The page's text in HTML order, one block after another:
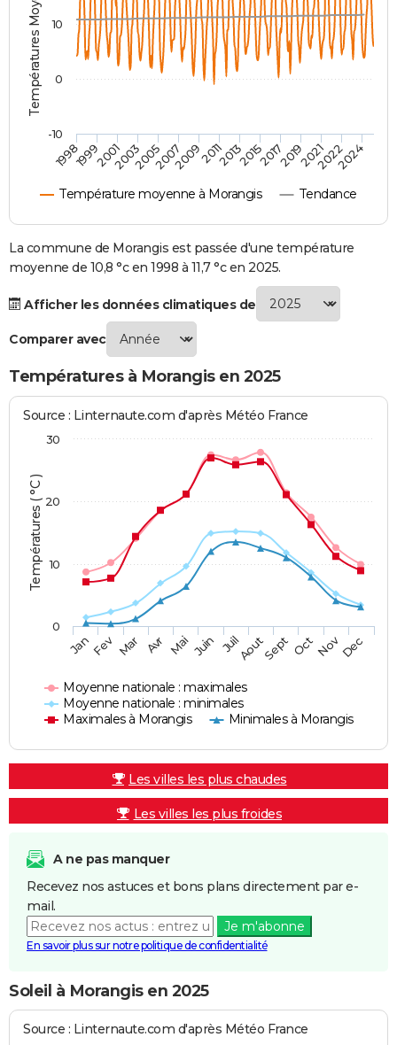
Destinations
City break
Voyage nature
Voyage de noces
Forum
Climat
PHOTO
GUIDES D'ACHAT
BONS PLANS
CARTE DE VOEUX
Carte de Noël
Carte Bonne année
Carte Saint-Valentin
Carte Pâques
Carte d'anniversaire
DICTIONNAIRE
Dictionnaire
Biographies
Citations
Expressions
Proverbes
PROGRAMME TV
S'inscrire
Se connecter
Lycées
Collèges
Primaires
Universités
Entreprises
Service militaire
Avis de recherche
AVIS DE DÉCÈS
FORUM
Bricolage
Lifestyle
Culture
Sport
Auto
Television
Voyage
Cinema
Température moyenne à Morangis Tendance
199819992001200320052007200920112013201520172019202120222024
0
10
-10
La commune de Morangis est passée d'une température
moyenne de 10,8 °c en 1998 à 11,7 °c en 2025.
Afficher les données climatiques de
Comparer avec
Températures à Morangis en 2025
Températures ( °C )
Source : Linternaute.com d'après Météo France
Moyenne nationale : maximales
Moyenne nationale : minimales
Maximales à Morangis
Minimales à Morangis
JanFev Mar Avr Mai Juin JuilAoutSept OctNovDec
0
10
20
30
Les villes les plus chaudes
Les villes les plus froides
A ne pas manquer
Recevez nos astuces et bons plans directement par e-
mail.
Je m'abonne
En savoir plus sur notre politique de confidentialité
Soleil à Morangis en 2025
Source : Linternaute.com d'après Météo France